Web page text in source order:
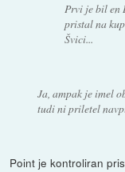
Prvi je bil en
pristal na
Švici...
Ja, ampak je imel
tudi ni priletel
Point je kontroliran